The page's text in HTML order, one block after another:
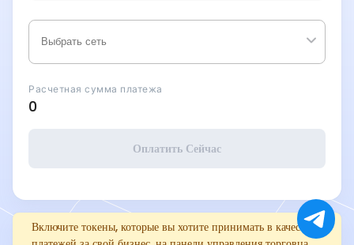
Расчетная сумма платежа
0
Оплатить Сейчас
Включите токены, которые вы хотите принимать в качестве